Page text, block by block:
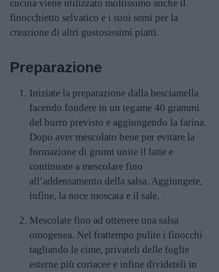
cucina viene utilizzato moltissimo anche il
finocchietto selvatico e i suoi semi per la
creazione di altri gustosissimi piatti.
Preparazione
Iniziate la preparazione dalla besciamella
facendo fondere in un tegame 40 grammi
del burro previsto e aggiungendo la farina.
Dopo aver mescolato bene per evitare la
formazione di grumi unite il latte e
continuate a mescolare fino
all’addensamento della salsa. Aggiungete,
infine, la noce moscata e il sale.
Mescolate fino ad ottenere una salsa
omogenea. Nel frattempo pulite i finocchi
tagliando le cime, privateli delle foglie
esterne più coriacee e infine divideteli in